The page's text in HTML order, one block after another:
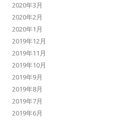
2020年3月
2020年2月
2020年1月
2019年12月
2019年11月
2019年10月
2019年9月
2019年8月
2019年7月
2019年6月